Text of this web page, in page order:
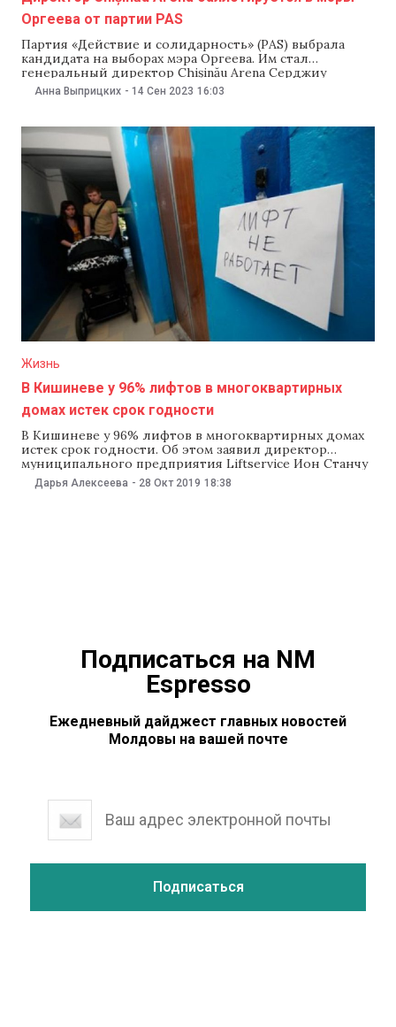
Оргеева от партии PAS
Партия «Действие и солидарность» (PAS) выбрала
кандидата на выборах мэра Оргеева. Им стал
генеральный директор Chișinău Arena Серджиу
Станчу. Об этом 14 сентября сообщили на странице
партии в Facebook. Представители территориальной
большой опыт работы в государственных
учреждениях и в частном секторе. «Сейчас
Анна Выприцких - 14 Сен 2023 16:03
Жизнь
В Кишиневе у 96% лифтов в многоквартирных
домах истек срок годности
В Кишиневе у 96% лифтов в многоквартирных домах
истек срок годности. Об этом заявил директор
муниципального предприятия Liftservice Ион Станчу
28 октября на заседании муниципальных служб,
передает ipn.md. Чиновник также отметил, что в 2019
Дарья Алексеева - 28 Окт 2019 18:38
Подписаться на NM
Espresso
Ежедневный дайджест главных новостей
Молдовы на вашей почте